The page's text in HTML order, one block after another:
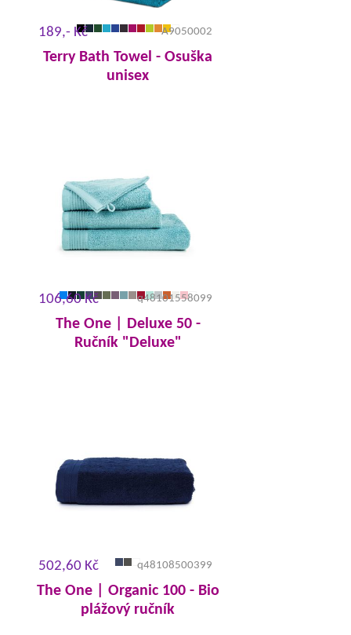
189,- Kč A9050002
Terry Bath Towel - Osuška
unisex
106,60 Kč q48101558099
The One | Deluxe 50 -
Ručník "Deluxe"
502,60 Kč q48108500399
The One | Organic 100 - Bio
plážový ručník